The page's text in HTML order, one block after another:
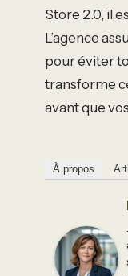
Store 2.0, il
L’agence
pour éviter
transforme
avant que
À propos